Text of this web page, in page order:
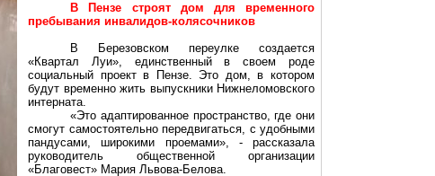
В Пензе строят дом для временного
пребывания инвалидов-колясочников
В Березовском переулке создается
«Квартал Луи», единственный в своем роде
социальный проект в Пензе. Это дом, в котором
будут временно жить выпускники Нижнеломовского
интерната.
«Это адаптированное пространство, где они
смогут самостоятельно передвигаться, с удобными
пандусами, широкими проемами», - рассказала
руководитель общественной организации
«Благовест» Мария Львова-Белова.